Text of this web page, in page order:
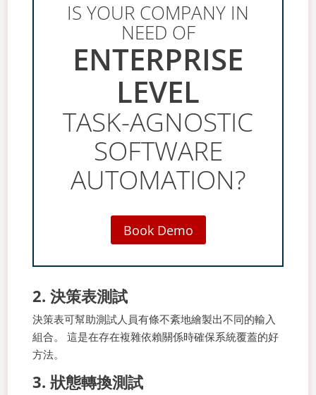
IS YOUR COMPANY IN
NEED OF
ENTERPRISE
LEVEL
TASK-AGNOSTIC
SOFTWARE
AUTOMATION?
Book Demo
2. 決策表測試
決策表可幫助測試人員有條不紊地繪製出不同的輸入
組合。 這是在存在複雜依賴關係時確保系統覆蓋的好
方法。
3. 狀態轉換測試